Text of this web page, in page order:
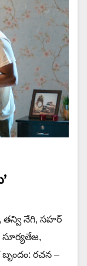
తన్వి నేగి, సహర్
సూర్యతేజ,
రచన –